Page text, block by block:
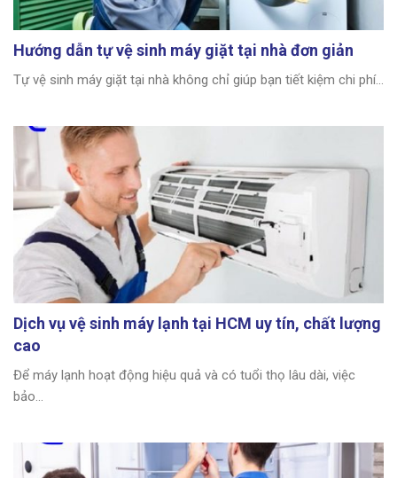
Hướng dẫn tự vệ sinh máy giặt tại nhà đơn giản
Tự vệ sinh máy giặt tại nhà không chỉ giúp bạn tiết kiệm chi phí...
Dịch vụ vệ sinh máy lạnh tại HCM uy tín, chất lượng
cao
Để máy lạnh hoạt động hiệu quả và có tuổi thọ lâu dài, việc
bảo...